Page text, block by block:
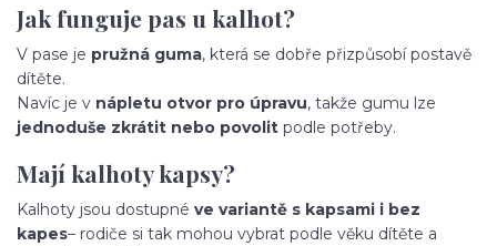
Jak funguje pas u kalhot?
V pase je pružná guma, která se dobře přizpůsobí postavě
dítěte.
Navíc je v nápletu otvor pro úpravu, takže gumu lze
jednoduše zkrátit nebo povolit podle potřeby.
Mají kalhoty kapsy?
Kalhoty jsou dostupné ve variantě s kapsami i bez
kapes– rodiče si tak mohou vybrat podle věku dítěte a